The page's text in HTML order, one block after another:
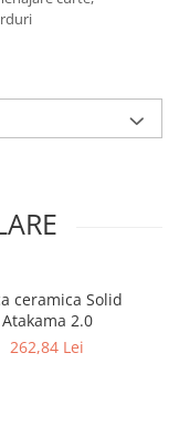
ceramica Solid
Atakama 2.0
262,84 Lei